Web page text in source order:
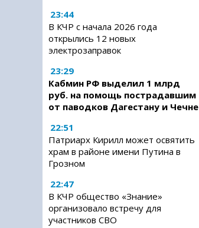
23:44
В КЧР с начала 2026 года
открылись 12 новых
электрозаправок
23:29
Кабмин РФ выделил 1 млрд
руб. на помощь пострадавшим
от паводков Дагестану и Чечне
22:51
Патриарх Кирилл может освятить
храм в районе имени Путина в
Грозном
22:47
В КЧР общество «Знание»
организовало встречу для
участников СВО